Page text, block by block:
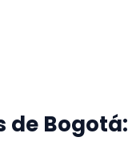
de Bogotá: